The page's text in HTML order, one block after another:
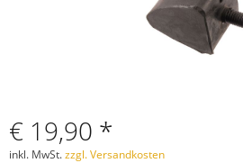
€ 19,90 *
inkl. MwSt.zzgl. Versandkosten